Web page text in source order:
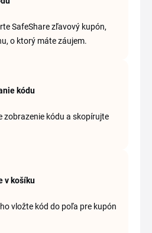
SafeShare zľavový kupón,
o ktorý máte záujem.
kódu
zobrazenie kódu a skopírujte
v košíku
vložte kód do poľa pre kupón